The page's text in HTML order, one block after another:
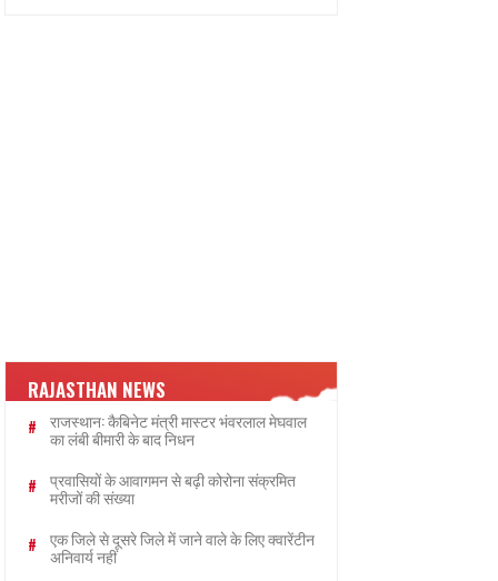
RAJASTHAN NEWS
राजस्थान: कैबिनेट मंत्री मास्टर भंवरलाल मेघवाल
का लंबी बीमारी के बाद निधन
प्रवासियों के आवागमन से बढ़ी कोरोना संक्रमित
मरीजों की संख्या
एक जिले से दूसरे जिले में जाने वाले के लिए क्वारेंटीन
अनिवार्य नहीं